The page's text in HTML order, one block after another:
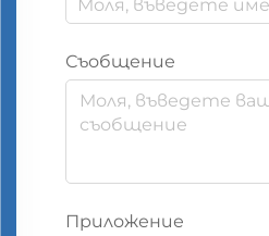
Съобщение
Приложение